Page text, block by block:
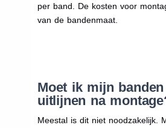
per band. De kosten voor
van de bandenmaat.
Moet ik mijn
uitlijnen na
Meestal is dit niet noodzakelijk.